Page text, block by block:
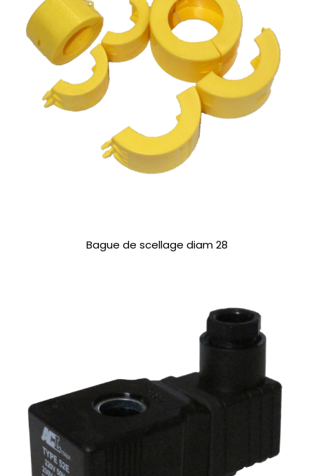
Bague de scellage diam 28